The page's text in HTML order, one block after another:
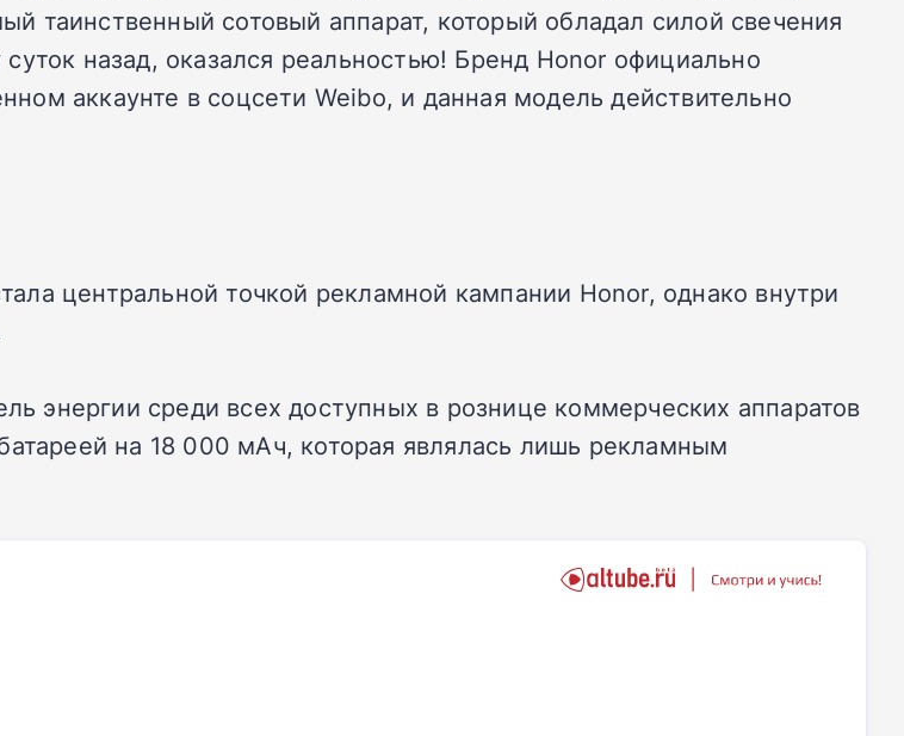
таинственный сотовый аппарат, который обладал силой свечения
назад, оказался реальностью! Бренд Honor официально
аккаунте в соцсети Weibo, и данная модель действительно
центральной точкой рекламной кампании Honor, однако внутри
энергии среди всех доступных в рознице коммерческих аппаратов
на 18 000 мАч, которая являлась лишь рекламным